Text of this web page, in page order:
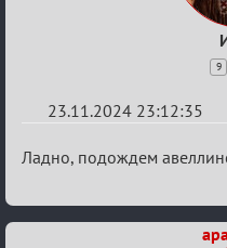
9
23.11.2024 23:12:35
Re:
связь
Ладно, подождем